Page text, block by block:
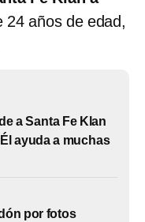
24 años de edad,
a Santa Fe Klan
ayuda a muchas
por fotos